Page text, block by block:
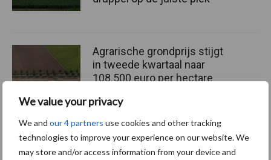
We value your privacy
We and our 4 partners use cookies and other tracking
technologies to improve your experience on our website. We
may store and/or access information from your device and
Agrarische grondprijs stijgt
in tweede kwartaal naar
108.500 euro per hectare
Themapagina's